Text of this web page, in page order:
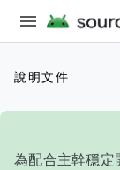
說明文件
為配合主幹穩定